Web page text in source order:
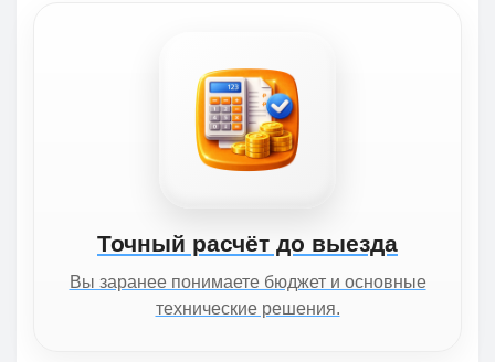
Точный расчёт до выезда
Вы заранее понимаете бюджет и основные
технические решения.